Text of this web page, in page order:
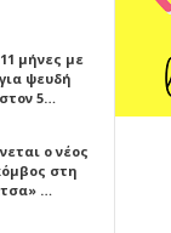
μήνες με
ψευδή
5…
ο νέος
στη
…